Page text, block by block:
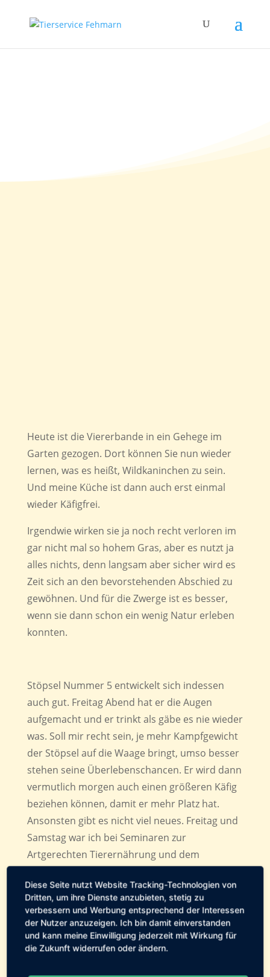
Heute ist die Viererbande in ein Gehege im
Garten gezogen. Dort können Sie nun wieder
lernen, was es heißt, Wildkaninchen zu sein.
Und meine Küche ist dann auch erst einmal
wieder Käfigfrei.
Irgendwie wirken sie ja noch recht verloren im
gar nicht mal so hohem Gras, aber es nutzt ja
alles nichts, denn langsam aber sicher wird es
Zeit sich an den bevorstehenden Abschied zu
gewöhnen. Und für die Zwerge ist es besser,
wenn sie dann schon ein wenig Natur erleben
konnten.
Stöpsel Nummer 5 entwickelt sich indessen
auch gut. Freitag Abend hat er die Augen
aufgemacht und er trinkt als gäbe es nie wieder
was. Soll mir recht sein, je mehr Kampfgewicht
der Stöpsel auf die Waage bringt, umso besser
stehen seine Überlebenschancen. Er wird dann
vermutlich morgen auch einen größeren Käfig
beziehen können, damit er mehr Platz hat.
Ansonsten gibt es nicht viel neues. Freitag und
Samstag war ich bei Seminaren zur
Artgerechten Tierernährung und dem
interessant für mich und meine Arbeit als
Ernährungsberaterin für Hund und Katze.
←Vorheriger Beitrag: 01.06.2012
Nächster Beitrag: 08.06.2012
Diese Seite nutzt Website Tracking-Technologien von
Dritten, um ihre Dienste anzubieten, stetig zu
verbessern und Werbung entsprechend der Interessen
der Nutzer anzuzeigen. Ich bin damit einverstanden
und kann meine Einwilligung jederzeit mit Wirkung für
die Zukunft widerrufen oder ändern.